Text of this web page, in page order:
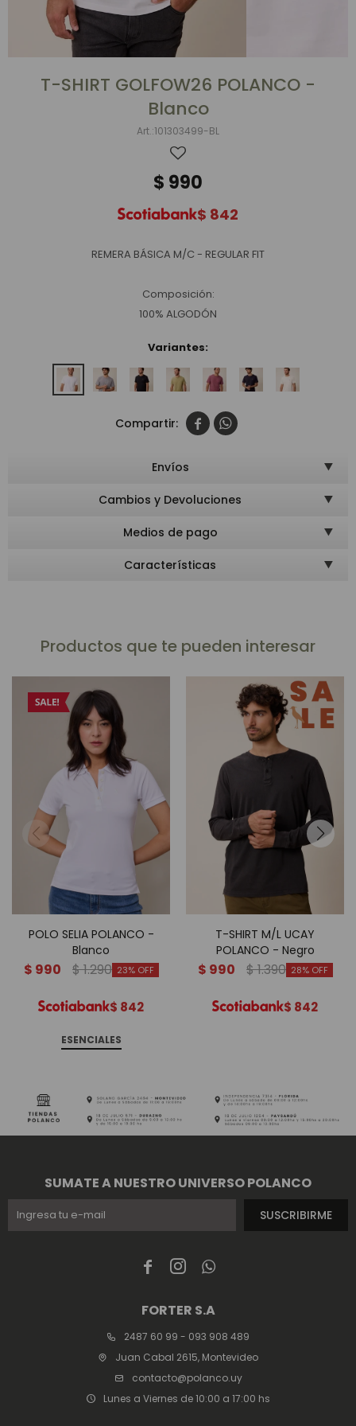
T-SHIRT GOLFOW26 POLANCO -
Blanco
101303499-BL
$ 990
$ 842
REMERA BÁSICA M/C - REGULAR FIT
Composición:
100% ALGODÓN
Variantes:
 
Envíos
Cambios y Devoluciones
Medios de pago
Características
Productos que te pueden interesar
POLO SELIA POLANCO -
Blanco
$ 990 $1.290 23
$ 842
ESENCIALES
T-SHIRT M/L UCAY
POLANCO - Negro
$ 990 $1.390 28
$ 842
  
FORTER S.A
2487 60 99 - 093 908 489
Juan Cabal 2615, Montevideo
contacto@polanco.uy
Lunes a Viernes de 10:00 a 17:00 hs
SUMATE A NUESTRO UNIVERSO POLANCO
SUSCRIBIRME